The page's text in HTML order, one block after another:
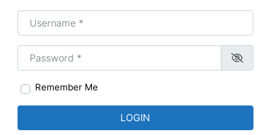
Username or Email
Password
Remember Me
LOGIN